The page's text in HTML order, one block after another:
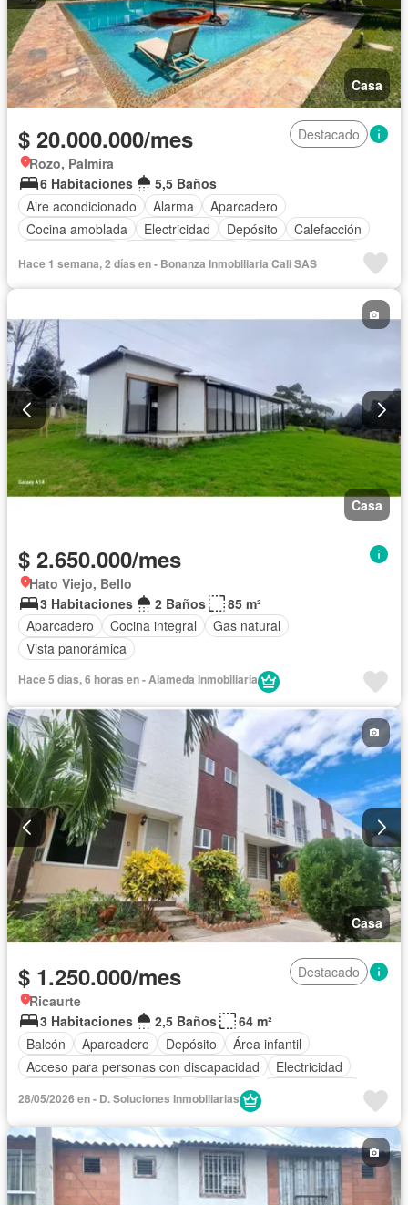
Casa
$ 20.000.000/mes
Destacado
Rozo, Palmira
6 Habitaciones
5,5 Baños
Aire acondicionado
Alarma
Aparcadero
Cocina amoblada
Electricidad Depósito
Calefacción
Vista panorámica
Estudio Gas natural Terraza
Agua
Acceso para personas con discapacidad
Vigilante
Área infantil
Barbecue
Piscina
Seguridad privada
Cancha de tenis
Wifi Permite mascotas
Permite niños
Solo familias
Hace 1 semana, 2 días en - Bonanza Inmobiliaria Cali SAS
Casa
$ 2.650.000/mes
Hato Viejo, Bello
3 Habitaciones
2 Baños
85 m²
Aparcadero
Cocina integral
Gas natural
Vista panorámica
Hace 5 días, 6 horas en - Alameda Inmobiliaria
Casa
$ 1.250.000/mes
Destacado
Ricaurte
3 Habitaciones
2,5 Baños
64 m²
Balcón
Aparcadero Depósito
Área infantil
Acceso para personas con discapacidad
Electricidad
Barbecue
Seguridad privada
Piscina
Agua
28/05/2026 en - D. Soluciones Inmobiliarias